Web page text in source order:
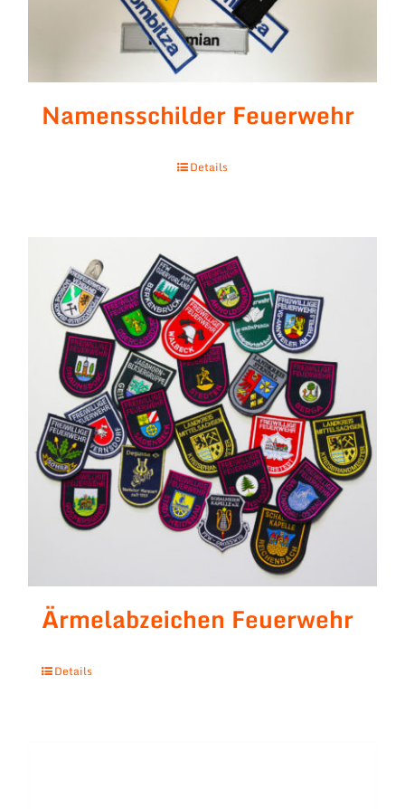
Namensschilder Feuerwehr
Details
Ärmelabzeichen Feuerwehr
Details